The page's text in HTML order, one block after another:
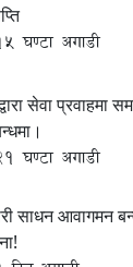
घण्टा अगाडी
सेवा प्रवाहमा
घण्टा अगाडी
साधन आवागमन